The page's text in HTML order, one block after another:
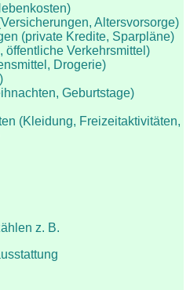
Altersvorsorge)
(private Kredite, Sparpläne)
öffentliche Verkehrsmittel)
Drogerie)
Geburtstage)
(Kleidung, Freizeitaktivitäten,
z. B.